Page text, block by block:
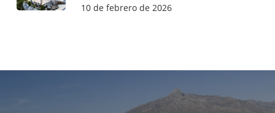
10 de febrero de 2026